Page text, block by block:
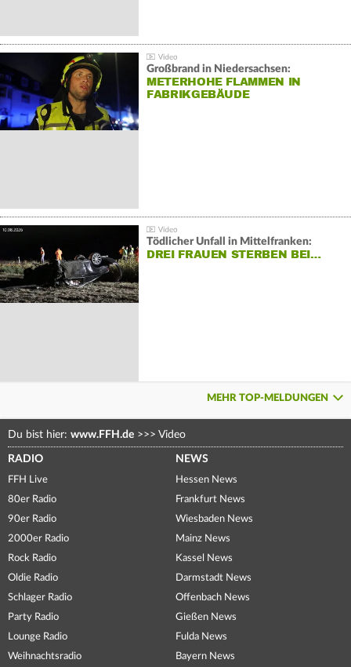
Großbrand in Niedersachsen:
METERHOHE FLAMMEN IN
FABRIKGEBÄUDE
Tödlicher Unfall in Mittelfranken:
DREI FRAUEN STERBEN BEI…
MEHR TOP-MELDUNGEN
Du bist hier: www.FFH.de >>> Video
RADIO
FFH Live
80er Radio
90er Radio
2000er Radio
Rock Radio
Oldie Radio
Schlager Radio
Party Radio
Lounge Radio
Weihnachtsradio
NEWS
Hessen News
Frankfurt News
Wiesbaden News
Mainz News
Kassel News
Darmstadt News
Offenbach News
Gießen News
Fulda News
Bayern News